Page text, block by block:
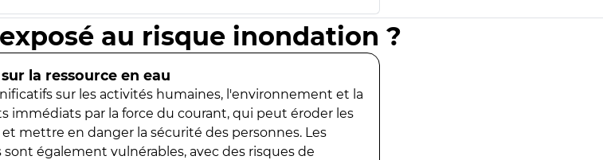
au risque inondation ?
la ressource en eau
sur les activités humaines, l'environnement et la
immédiats par la force du courant, qui peut éroder les
mettre en danger la sécurité des personnes. Les
également vulnérables, avec des risques de